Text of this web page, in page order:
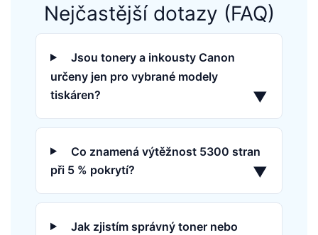
Nejčastější dotazy (FAQ)
Jsou tonery a inkousty Canon
určeny jen pro vybrané modely
tiskáren?
▼
Co znamená výtěžnost 5300 stran
při 5 % pokrytí?
▼
Jak zjistím správný toner nebo